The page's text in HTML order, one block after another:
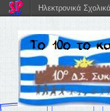
Ηλεκτρονικά